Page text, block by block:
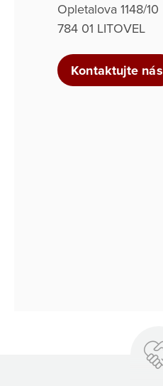
Opletalova 1148/10
784 01 LITOVEL
Kontaktujte nás